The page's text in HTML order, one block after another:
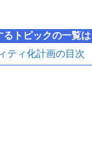
トピックの一覧は
ティ化計画の目次